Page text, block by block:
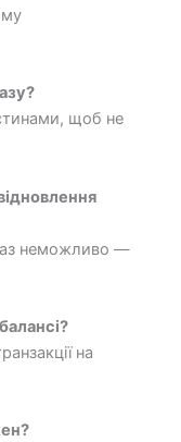
щоб не
неможливо —
на